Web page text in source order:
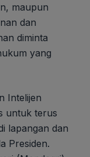
maupun
dan
diminta
yang
Intelijen
untuk terus
lapangan dan
Presiden.